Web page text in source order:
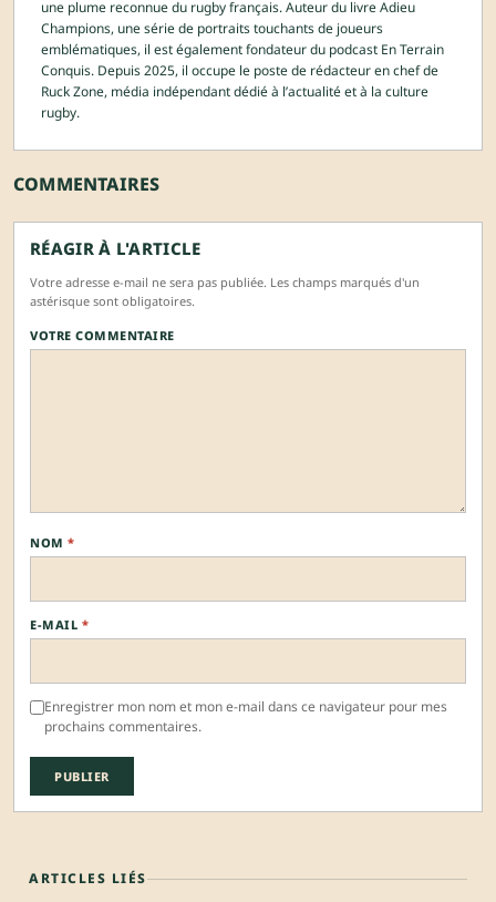
une plume reconnue du rugby français. Auteur du livre Adieu
Champions, une série de portraits touchants de joueurs
emblématiques, il est également fondateur du podcast En Terrain
Conquis. Depuis 2025, il occupe le poste de rédacteur en chef de
Ruck Zone, média indépendant dédié à l’actualité et à la culture
rugby.
COMMENTAIRES
RÉAGIR À L'ARTICLE
Votre adresse e-mail ne sera pas publiée. Les champs marqués d'un
astérisque sont obligatoires.
VOTRE COMMENTAIRE
NOM *
E-MAIL *
Enregistrer mon nom et mon e-mail dans ce navigateur pour mes
prochains commentaires.
ARTICLES LIÉS